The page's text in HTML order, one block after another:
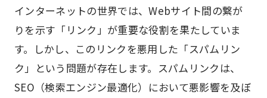
インターネットの世界では、Webサイト間の繋が
りを示す「リンク」が重要な役割を果たしていま
す。しかし、このリンクを悪用した「スパムリン
ク」という問題が存在します。スパムリンクは、
SEO（検索エンジン最適化）において悪影響を及ぼ